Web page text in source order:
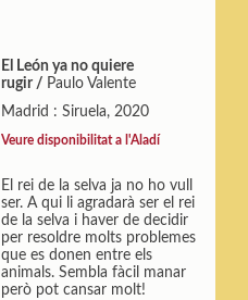
El León ya no quiere
rugir / Paulo Valente
Madrid : Siruela, 2020
Veure disponibilitat a l'Aladí
El rei de la selva ja no ho vull
ser. A qui li agradarà ser el rei
de la selva i haver de decidir
per resoldre molts problemes
que es donen entre els
animals. Sembla fàcil manar
però pot cansar molt!